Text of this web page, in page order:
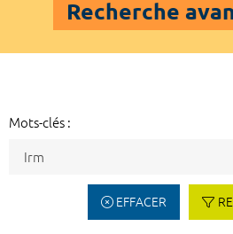
Recherche
Mots-clés :
EFFACER